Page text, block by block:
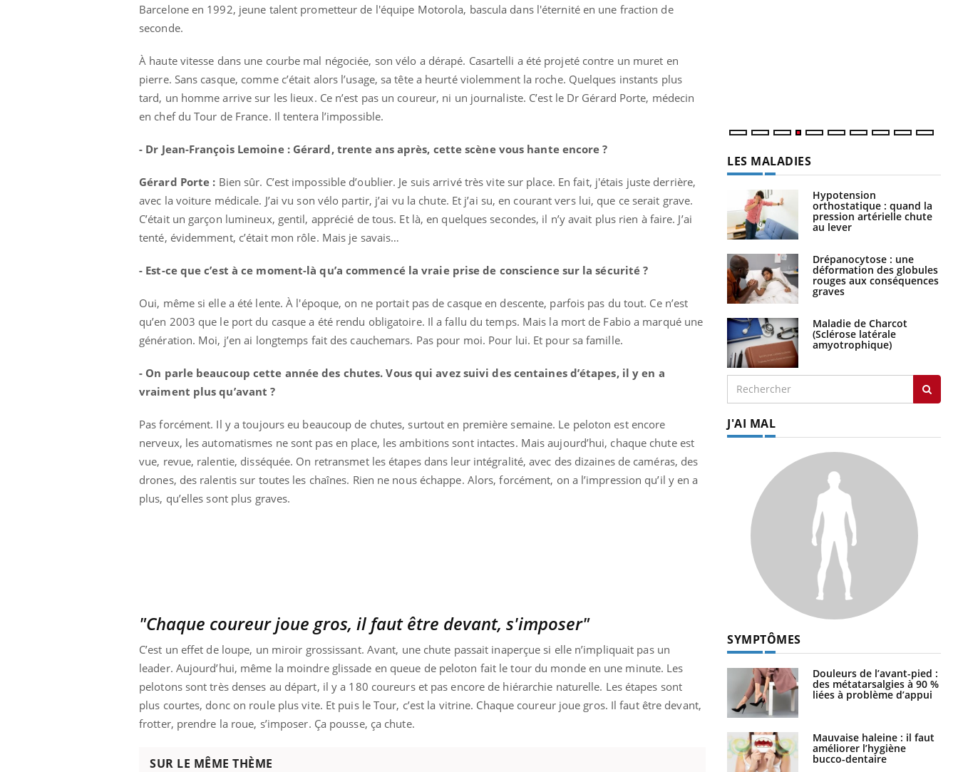
Barcelone en 1992, jeune talent prometteur de l'équipe Motorola, bascula dans l'éternité en une fraction de
seconde.
À haute vitesse dans une courbe mal négociée, son vélo a dérapé. Casartelli a été projeté contre un muret en
pierre. Sans casque, comme c’était alors l’usage, sa tête a heurté violemment la roche. Quelques instants plus
tard, un homme arrive sur les lieux. Ce n’est pas un coureur, ni un journaliste. C’est le Dr Gérard Porte, médecin
en chef du Tour de France. Il tentera l’impossible.
- Dr Jean-François Lemoine : Gérard, trente ans après, cette scène vous hante encore ?
Gérard Porte : Bien sûr. C’est impossible d’oublier. Je suis arrivé très vite sur place. En fait, j'étais juste derrière,
avec la voiture médicale. J’ai vu son vélo partir, j’ai vu la chute. Et j’ai su, en courant vers lui, que ce serait grave.
C’était un garçon lumineux, gentil, apprécié de tous. Et là, en quelques secondes, il n’y avait plus rien à faire. J’ai
tenté, évidemment, c’était mon rôle. Mais je savais…
- Est-ce que c’est à ce moment-là qu’a commencé la vraie prise de conscience sur la sécurité ?
Oui, même si elle a été lente. À l'époque, on ne portait pas de casque en descente, parfois pas du tout. Ce n’est
qu’en 2003 que le port du casque a été rendu obligatoire. Il a fallu du temps. Mais la mort de Fabio a marqué une
génération. Moi, j’en ai longtemps fait des cauchemars. Pas pour moi. Pour lui. Et pour sa famille.
- On parle beaucoup cette année des chutes. Vous qui avez suivi des centaines d’étapes, il y en a
vraiment plus qu’avant ?
Pas forcément. Il y a toujours eu beaucoup de chutes, surtout en première semaine. Le peloton est encore
nerveux, les automatismes ne sont pas en place, les ambitions sont intactes. Mais aujourd’hui, chaque chute est
vue, revue, ralentie, disséquée. On retransmet les étapes dans leur intégralité, avec des dizaines de caméras, des
drones, des ralentis sur toutes les chaînes. Rien ne nous échappe. Alors, forcément, on a l’impression qu’il y en a
plus, qu’elles sont plus graves.
"Chaque coureur joue gros, il faut être devant, s'imposer"
C’est un effet de loupe, un miroir grossissant. Avant, une chute passait inaperçue si elle n’impliquait pas un
leader. Aujourd’hui, même la moindre glissade en queue de peloton fait le tour du monde en une minute. Les
pelotons sont très denses au départ, il y a 180 coureurs et pas encore de hiérarchie naturelle. Les étapes sont
plus courtes, donc on roule plus vite. Et puis le Tour, c’est la vitrine. Chaque coureur joue gros. Il faut être devant,
frotter, prendre la roue, s’imposer. Ça pousse, ça chute.
SUR LE MÊME THÈME
LES MALADIES
Hypotension
orthostatique : quand la
pression artérielle chute
au lever
Drépanocytose : une
déformation des globules
rouges aux conséquences
graves
Maladie de Charcot
(Sclérose latérale
amyotrophique)
J'AI MAL
SYMPTÔMES
Douleurs de l’avant-pied :
des métatarsalgies à 90 %
liées à problème d’appui
Mauvaise haleine : il faut
améliorer l’hygiène
bucco-dentaire